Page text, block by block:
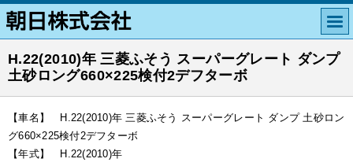
H.22(2010)年 三菱ふそう スーパーグレート ダンプ
土砂ロング660×225検付2デフターボ
【車名】 H.22(2010)年 三菱ふそう スーパーグレート ダンプ 土砂ロン
グ660×225検付2デフターボ
【年式】 H.22(2010)年